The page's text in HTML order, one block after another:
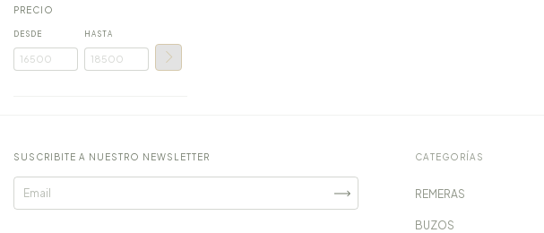
PRECIO
DESDE HASTA
SUSCRIBITE A NUESTRO NEWSLETTER CATEGORÍAS
REMERAS
BUZOS